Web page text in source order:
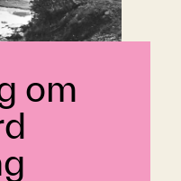
om